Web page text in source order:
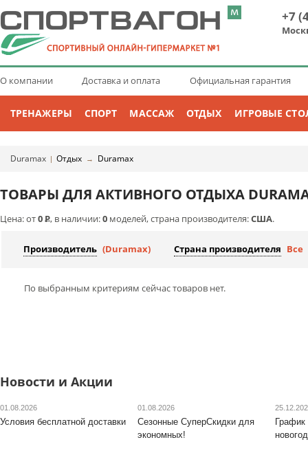
+7
О компании Доставка и оплата Официальная гарантия
ТРЕНАЖЕРЫ СПОРТ МАССАЖ ОТДЫХ ИГРОВЫЕ
Duramax | Отдых → Duramax
ТОВАРЫ ДЛЯ АКТИВНОГО ОТДЫХА
Цена: от0Р, в наличии:0 моделей, страна производителя:США.
Производитель (Duramax) Страна производителя Все
По выбранным критериям сейчас товаров нет.
Новости и Акции
01.08.2026
Условия бесплатной доставки
01.08.2026
Сезонные СуперСкидки для
экономных!
График